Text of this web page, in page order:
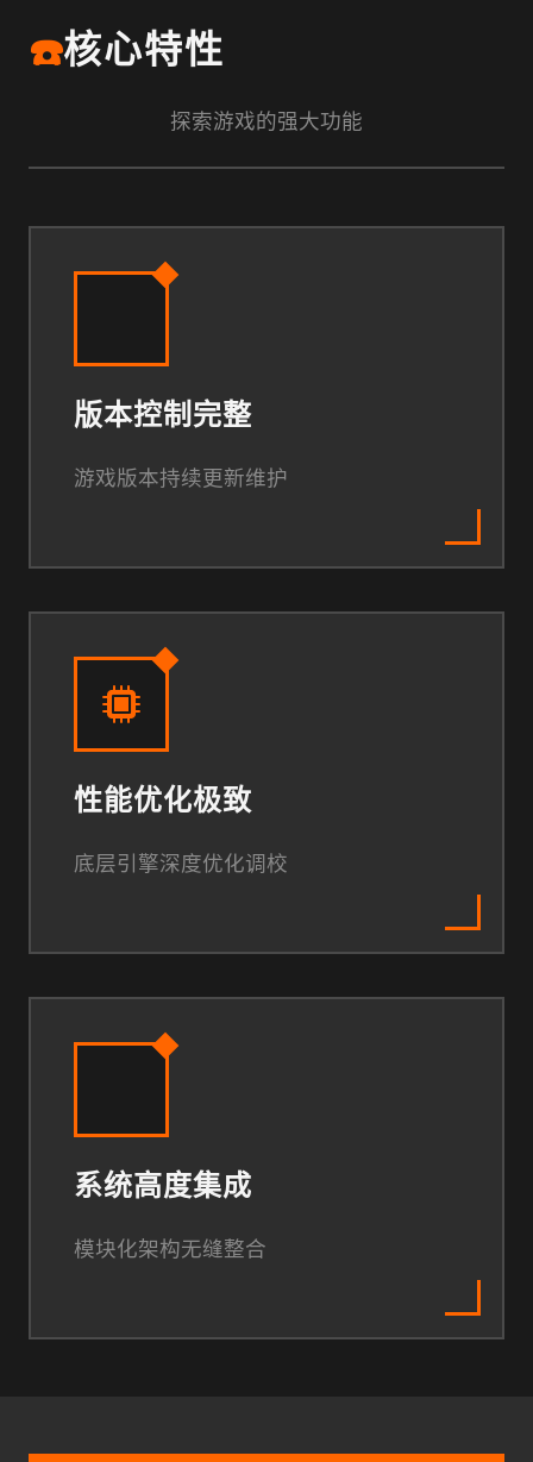
☎️核心特性
探索游戏的强大功能
版本控制完整
游戏版本持续更新维护
性能优化极致
底层引擎深度优化调校
系统高度集成
模块化架构无缝整合